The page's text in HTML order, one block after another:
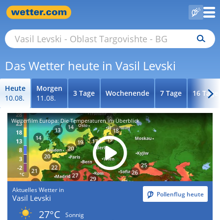
Das Wetter heute in Vasil Levski
Heute
10.08.
Morgen
11.08.
3 Tage Wochenende 7 Tage 16 Tage
Wetterfilm Europa: Die Temperaturen im Überblick
Aktuelles Wetter in
Vasil Levski Pollenflug heute
27°C
Sonnig